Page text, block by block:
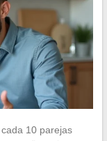
10 parejas